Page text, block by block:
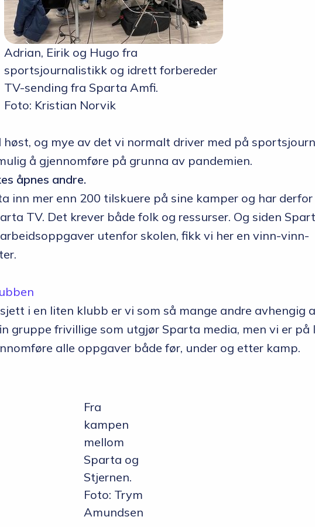
Adrian, Eirik og Hugo fra
sportsjournalistikk og idrett forbereder
TV-sending fra Sparta Amfi.
Foto: Kristian Norvik
og mye av det vi normalt driver med på
å gjennomføre på grunna av pandemien.
åpnes andre.
inn mer enn 200 tilskuere på sine kamper og har
TV. Det krever både folk og ressurser. Og siden
utenfor skolen, fikk vi her en vinn-vinn-
i en liten klubb er vi som så mange andre avhengig
gruppe frivillige som utgjør Sparta media, men vi er på
alle oppgaver både før, under og etter kamp.
Fra
kampen
mellom
Sparta og
Stjernen.
Foto: Trym
Amundsen